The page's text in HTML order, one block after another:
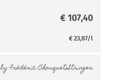
€ 107,40
€ 23,87/l
byFrédéric Chouquet-Stringer